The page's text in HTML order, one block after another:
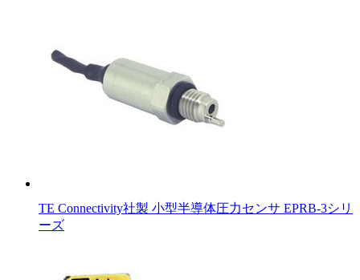
TE Connectivity社製 小型半導体圧力センサ EPRB-3シリ
ーズ